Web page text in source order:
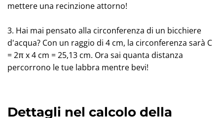
mettere una recinzione attorno!
3. Hai mai pensato alla circonferenza di un bicchiere
d'acqua? Con un raggio di 4 cm, la circonferenza sarà C
= 2π x 4 cm = 25,13 cm. Ora sai quanta distanza
percorrono le tue labbra mentre bevi!
Dettagli nel calcolo della